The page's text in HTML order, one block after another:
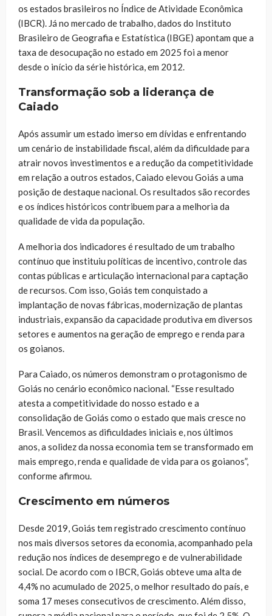
os estados brasileiros no Índice de Atividade Econômica
(IBCR). Já no mercado de trabalho, dados do Instituto
Brasileiro de Geografia e Estatística (IBGE) apontam que a
taxa de desocupação no estado em 2025 foi a menor
desde o início da série histórica, em 2012.
Transformação sob a liderança de
Caiado
Após assumir um estado imerso em dívidas e enfrentando
um cenário de instabilidade fiscal, além da dificuldade para
atrair novos investimentos e a redução da competitividade
em relação a outros estados, Caiado elevou Goiás a uma
posição de destaque nacional. Os resultados são recordes
e os índices históricos contribuem para a melhoria da
qualidade de vida da população.
A melhoria dos indicadores é resultado de um trabalho
contínuo que instituiu políticas de incentivo, controle das
contas públicas e articulação internacional para captação
de recursos. Com isso, Goiás tem conquistado a
implantação de novas fábricas, modernização de plantas
industriais, expansão da capacidade produtiva em diversos
setores e aumentos na geração de emprego e renda para
os goianos.
Para Caiado, os números demonstram o protagonismo de
Goiás no cenário econômico nacional. “Esse resultado
atesta a competitividade do nosso estado e a
consolidação de Goiás como o estado que mais cresce no
Brasil. Vencemos as dificuldades iniciais e, nos últimos
anos, a solidez da nossa economia tem se transformado em
mais emprego, renda e qualidade de vida para os goianos”,
conforme afirmou.
Crescimento em números
Desde 2019, Goiás tem registrado crescimento contínuo
nos mais diversos setores da economia, acompanhado pela
redução nos índices de desemprego e de vulnerabilidade
social. De acordo com o IBCR, Goiás obteve uma alta de
4,4% no acumulado de 2025, o melhor resultado do país, e
soma 17 meses consecutivos de crescimento. Além disso,